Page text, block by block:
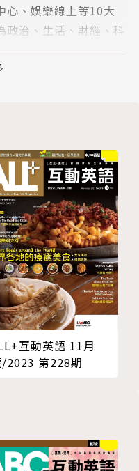
心、娛樂線上等10大
政治、生活、財經、科
點，讓您確實掌握全球
望不可及的目標，
的英語訓練教材，更是
想學好英語，最重要的
才能快速吸收，《CN
體驗最優質的學習環
互動英語 11月
/2023 第228期